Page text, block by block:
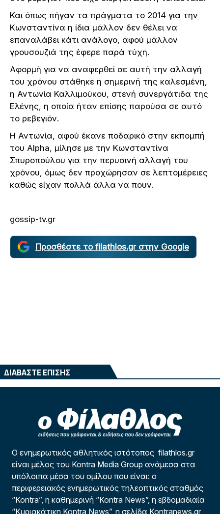
Και όπως πήγαν τα πράγματα το 2014 για την
Κωνσταντίνα η ίδια μάλλον δεν θέλει να
επαναλάβει κάτι ανάλογο, αφού μάλλον
γρουσουζιά της έφερε παρά τύχη.
Αφορμή για να αναφερθεί σε αυτή την αλλαγή
του χρόνου στάθηκε η σημερινή της καλεσμένη,
η Αντωνία Καλλιμούκου, στενή συνεργάτιδα της
Ελένης, η οποία ήταν επίσης παρούσα σε αυτό
το ρεβεγιόν.
Η Αντωνία, αφού έκανε ποδαρικό στην εκπομπή
του Alpha, μίλησε με την Κωνσταντίνα
Σπυροπούλου για την περυσινή αλλαγή του
χρόνου, όμως δεν προχώρησαν σε λεπτομέρειες
καθώς είχαν πολλά άλλα να πουν.
gossip-tv.gr
Προσθέστε το filathlos.gr στην Google
ΔΙΑΒΑΣΤΕ ΕΠΙΣΗΣ
Ο ενημερωτικός αθλητικός ιστότοπος filathlos.gr
είναι μέλος του Kontra Media Group ανάμεσα στα
υπόλοιπα μέσα του ομίλου που είναι: ο
περιφερειακός ενημερωτικός τηλεοπτικός σταθμός
“Kontra”, η καθημερινή “Kontra News”, η εβδομαδιαία
“Κυριακάτικη Kontra News”, η σελίδα Kontranews.gr